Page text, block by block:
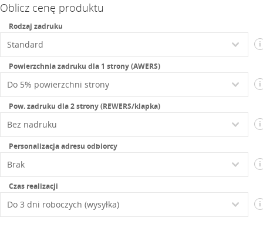
Oblicz cenę produktu
Rodzaj zadruku
i
Powierzchnia zadruku dla 1 strony (AWERS)
i
Pow. zadruku dla 2 strony (REWERS/klapka)
i
Personalizacja adresu odbiorcy
i
Czas realizacji
i